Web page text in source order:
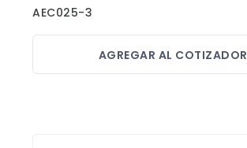
AEC025-3
AGREGAR AL COTIZADOR